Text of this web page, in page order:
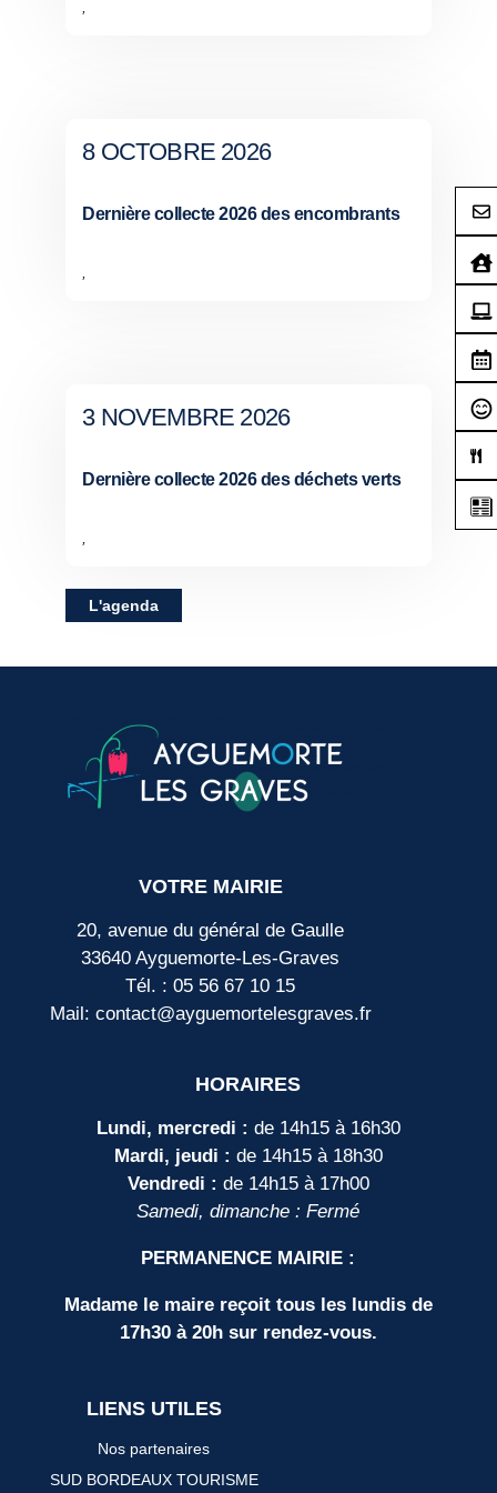
8 OCTOBRE 2026
Dernière collecte 2026 des encombrants
3 NOVEMBRE 2026
Dernière collecte 2026 des déchets verts
L'agenda
VOTRE MAIRIE
20, avenue du général de Gaulle
33640 Ayguemorte-Les-Graves
Tél. : 05 56 67 10 15
Mail: contact@ayguemortelesgraves.fr
HORAIRES
Lundi, mercredi : de 14h15 à 16h30
Mardi, jeudi : de 14h15 à 18h30
Vendredi : de 14h15 à 17h00
Samedi, dimanche : Fermé
PERMANENCE MAIRIE :
Madame le maire reçoit tous les lundis de
17h30 à 20h sur rendez-vous.
LIENS UTILES
Nos partenaires
SUD BORDEAUX TOURISME